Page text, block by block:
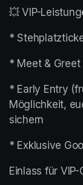
💥 VIP-
*
* Meet &
* Early Entry
Möglichkeit,
sichern
* Exklusive
Einlass für